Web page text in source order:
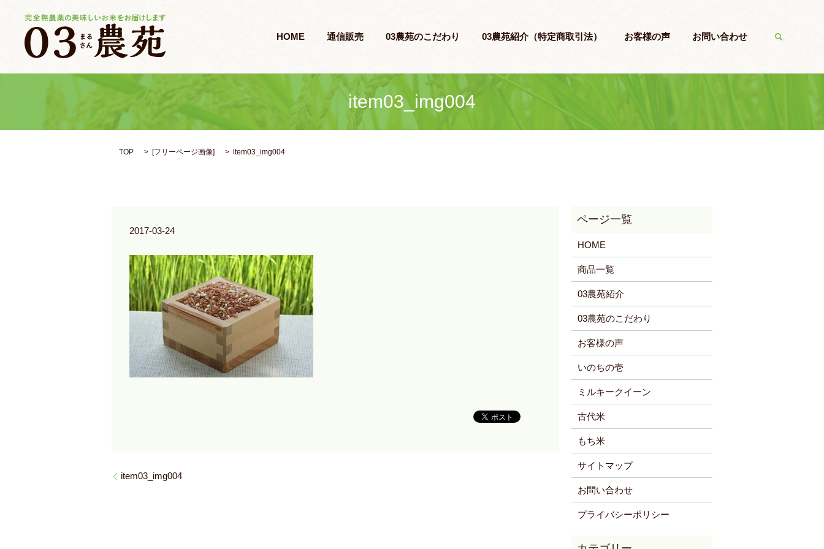
HOME 通信販売 03農苑のこだわり 03農苑紹介（特定商取引法） お客様の声 お問い合わせ
item03_img004
TOP [フリーページ画像] item03_img004
2017-03-24
item03_img004
HOME
商品一覧
03農苑紹介
03農苑のこだわり
お客様の声
いのちの壱
ミルキークイーン
古代米
もち米
サイトマップ
お問い合わせ
プライバシーポリシー